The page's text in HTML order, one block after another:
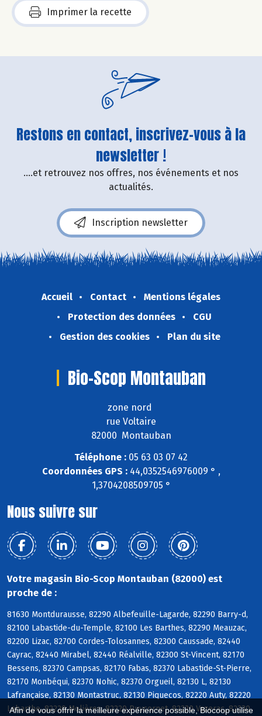
Afin de vous offrir la meilleure expérience possible, Biocoop utilise
Imprimer la recette
Restons en contact, inscrivez-vous à la
newsletter !
....et retrouvez nos offres, nos événements et nos
actualités.
Inscription newsletter
Accueil Contact
Mentions légales
Protection des données
CGU
Gestion des cookies
Plan du site
Bio-Scop Montauban
zone nord
rue Voltaire
82000 Montauban
Téléphone : 05 63 03 07 42
Coordonnées GPS :44,0352546976009 ° ,
1,3704208509705 °
Nous suivre sur
Votre magasin Bio-Scop Montauban (82000) est
proche de :
81630 Montdurausse, 82290 Albefeuille-Lagarde, 82290 Barry-d,
82100 Labastide-du-Temple, 82100 Les Barthes, 82290 Meauzac,
82200 Lizac, 82700 Cordes-Tolosannes, 82300 Caussade, 82440
Cayrac, 82440 Mirabel, 82440 Réalville, 82300 St-Vincent, 82170
Bessens, 82370 Campsas, 82170 Fabas, 82370 Labastide-St-Pierre,
82170 Monbéqui, 82370 Nohic, 82370 Orgueil, 82130 L, 82130
Lafrançaise, 82130 Montastruc, 82130 Piquecos, 82220 Auty, 82220
Labarthe, 82220 Molières, 82220 Puycornet, 82220 Vazerac, 82230